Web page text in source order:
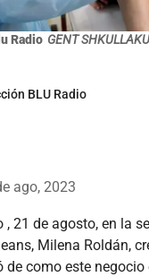
Radio GENT
BLU Radio
ago, 2023
, 21 de agosto, en la
Milena Roldán,
de como este negocio